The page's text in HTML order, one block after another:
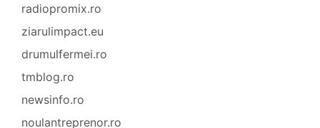
radiopromix.ro
ziarulimpact.eu
drumulfermei.ro
tmblog.ro
newsinfo.ro
noulantreprenor.ro